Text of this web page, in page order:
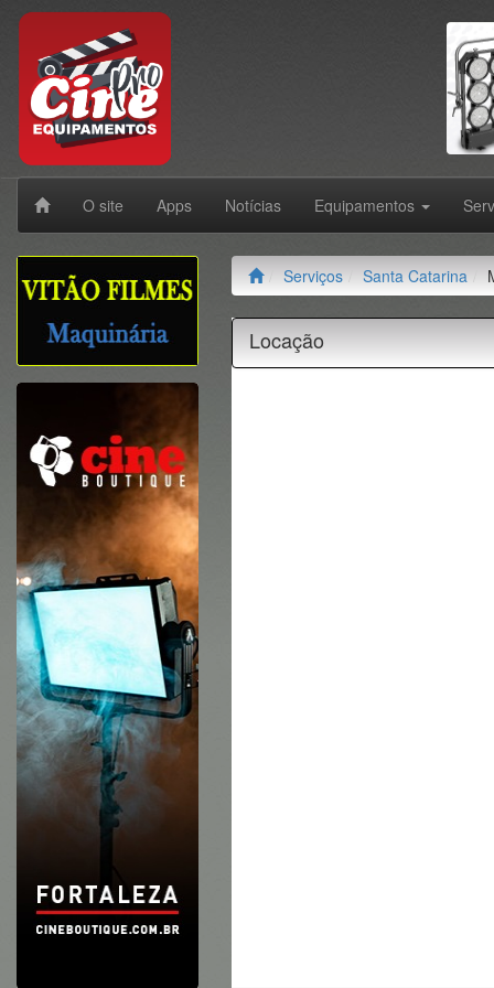
O site Apps Notícias Equipamentos
Serviços Santa Catarina
Locação